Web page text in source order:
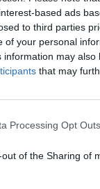
based ads
to third parties
of your personal
information may
that may
Processing Opt Outs
of the Sharing of
mit